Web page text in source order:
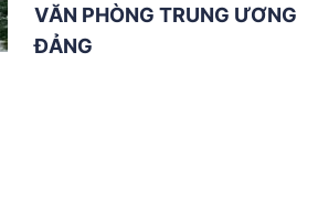
VĂN PHÒNG TRUNG ƯƠNG
ĐẢNG